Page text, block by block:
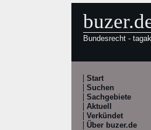
Bundesrecht -
Start
Suchen
Sachgebiete
Aktuell
Verkündet
Über buzer.de